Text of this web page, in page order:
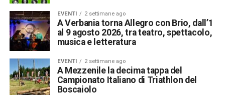
EVENTI 2 settimane ago
A Verbania torna Allegro con Brio, dall’1
al 9 agosto 2026, tra teatro, spettacolo,
musica e letteratura
EVENTI 2 settimane ago
A Mezzenile la decima tappa del
Campionato Italiano di Triathlon del
Boscaiolo